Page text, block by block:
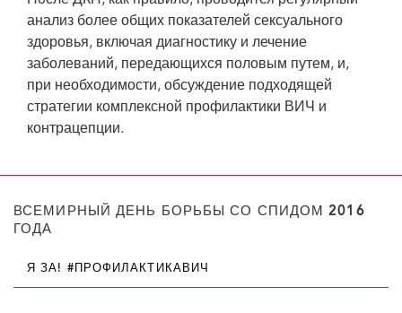
анализ более общих показателей сексуального
здоровья, включая диагностику и лечение
заболеваний, передающихся половым путем, и,
при необходимости, обсуждение подходящей
стратегии комплексной профилактики ВИЧ и
контрацепции.
ВСЕМИРНЫЙ ДЕНЬ БОРЬБЫ СО СПИДОМ 2016
ГОДА
Я ЗА! #ПРОФИЛАКТИКАВИЧ